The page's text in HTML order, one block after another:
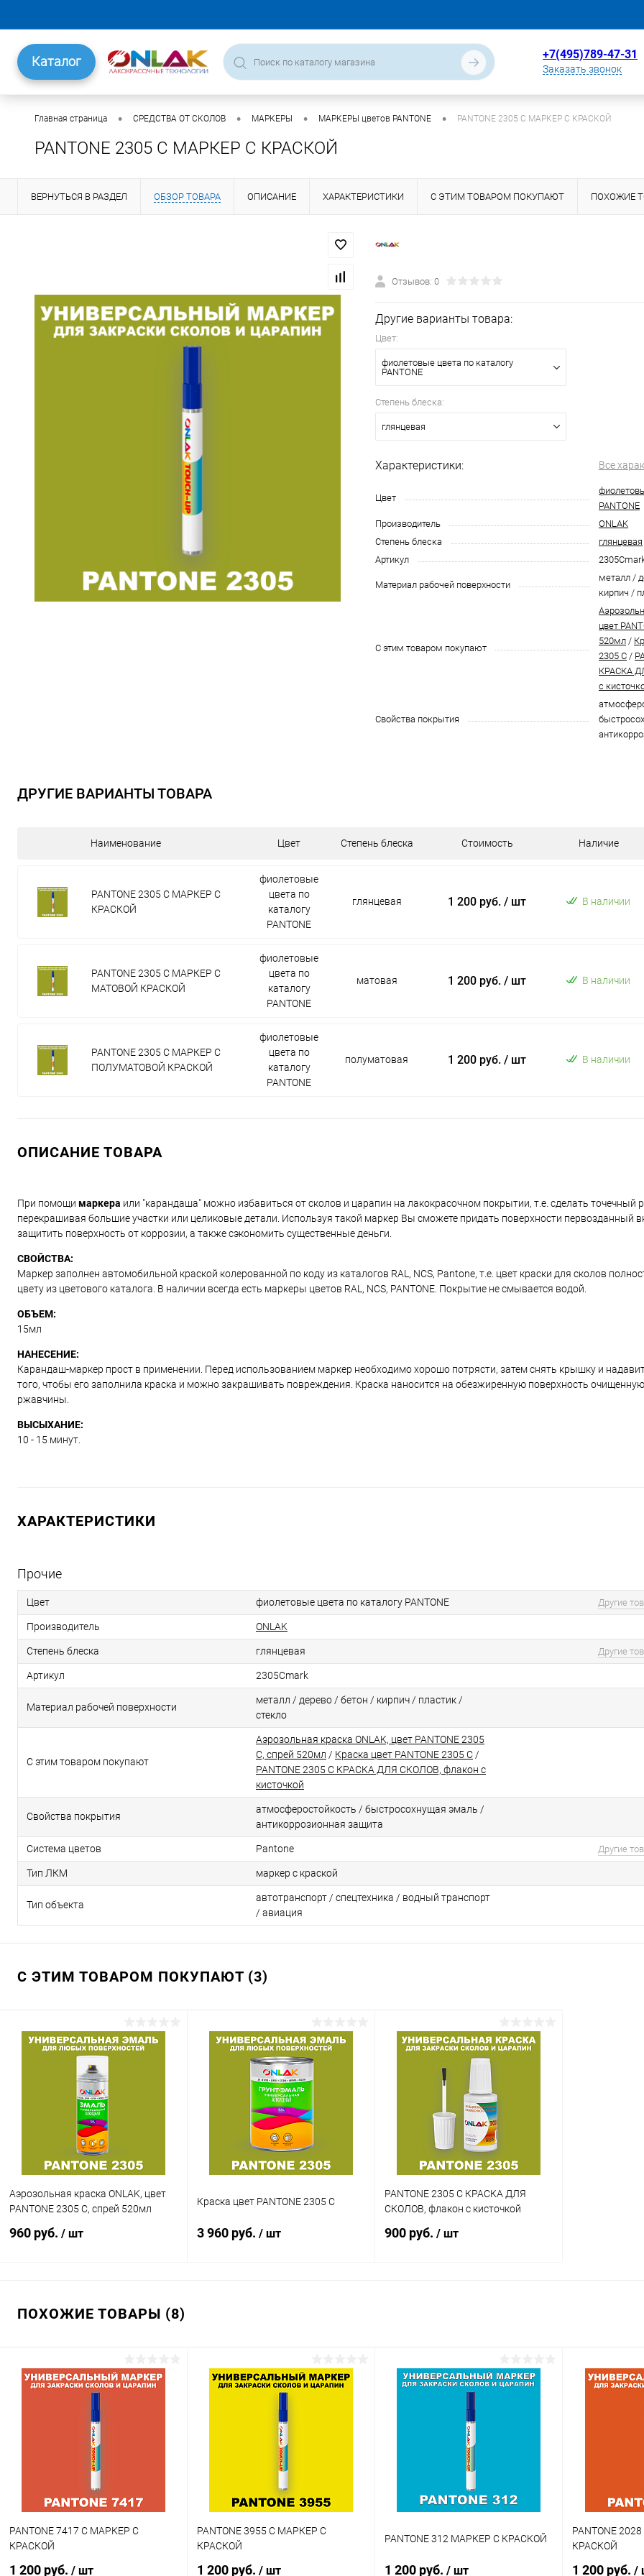
Каталог +7(495)789-47-31
Заказать звонок
Главная страница • СРЕДСТВА ОТ СКОЛОВ • МАРКЕРЫ • МАРКЕРЫ цветов PANTONE • PANTONE 2305 C МАРКЕР С КРАСКОЙ
PANTONE 2305 C МАРКЕР С КРАСКОЙ
ВЕРНУТЬСЯ В РАЗДЕЛ ОБЗОР ТОВАРА ОПИСАНИЕ ХАРАКТЕРИСТИКИ С ЭТИМ ТОВАРОМ ПОКУПАЮТ ПОХОЖИЕ
Отзывов: 0
Другие варианты товара:
Цвет:
фиолетовые цвета по каталогу
PANTONE
Степень блеска:
глянцевая
Характеристики: Все
Цвет
PANTONE
Производитель
ONLAK
Степень блеска
глянцевая
Артикул
Материал рабочей поверхности
металл /
кирпич /
С этим товаром покупают
цвет
520мл /
2305 C /
КРАСКА
с
Свойства покрытия
ДРУГИЕ ВАРИАНТЫ ТОВАРА
Наименование Цвет Степень блеска Стоимость Наличие
PANTONE 2305 C МАРКЕР С
КРАСКОЙ
фиолетовые
цвета по
каталогу
PANTONE
глянцевая 1 200 руб. / шт В наличии
PANTONE 2305 C МАРКЕР С
МАТОВОЙ КРАСКОЙ
фиолетовые
цвета по
каталогу
PANTONE
матовая 1 200 руб. / шт В наличии
PANTONE 2305 C МАРКЕР С
ПОЛУМАТОВОЙ КРАСКОЙ
фиолетовые
цвета по
каталогу
PANTONE
полуматовая 1 200 руб. / шт В наличии
ОПИСАНИЕ ТОВАРА
При помощи маркера или "карандаша" можно избавиться от сколов и царапин на лакокрасочном покрытии, т.е. сделать точечный
перекрашивая большие участки или целиковые детали. Используя такой маркер Вы сможете придать поверхности первозданный
защитить поверхность от коррозии, а также сэкономить существенные деньги.
СВОЙСТВА:
Маркер заполнен автомобильной краской колерованной по коду из каталогов RAL, NCS, Pantone, т.е. цвет краски для сколов
цвету из цветового каталога. В наличии всегда есть маркеры цветов RAL, NCS, PANTONE. Покрытие не смывается водой.
ОБЪЕМ:
15мл
НАНЕСЕНИЕ:
Карандаш-маркер прост в применении. Перед использованием маркер необходимо хорошо потрясти, затем снять крышку и
того, чтобы его заполнила краска и можно закрашивать повреждения. Краска наносится на обезжиренную поверхность
ржавчины.
ВЫСЫХАНИЕ:
10 - 15 минут.
ХАРАКТЕРИСТИКИ
Прочие
Цвет фиолетовые цвета по каталогу PANTONE Другие
Производитель ONLAK
Степень блеска глянцевая Другие
Артикул 2305Cmark
Материал рабочей поверхности
металл / дерево / бетон / кирпич / пластик /
стекло
С этим товаром покупают
Аэрозольная краска ONLAK, цвет PANTONE 2305
C, спрей 520мл / Краска цвет PANTONE 2305 C /
PANTONE 2305 C КРАСКА ДЛЯ СКОЛОВ, флакон с
кисточкой
Свойства покрытия
атмосферостойкоcть / быстросохнущая эмаль /
антикоррозионная защита
Система цветов Pantone Другие
Тип ЛКМ маркер с краской
Тип объекта
автотранспорт / спецтехника / водный транспорт
/ авиация
С ЭТИМ ТОВАРОМ ПОКУПАЮТ (3)
Аэрозольная краска ONLAK, цвет
PANTONE 2305 C, спрей 520мл
960 руб. / шт
Цвет:
Краска цвет PANTONE 2305 C
3 960 руб. / шт
Цвет:
полуматовая
PANTONE 2305 C КРАСКА ДЛЯ
СКОЛОВ, флакон с кисточкой
900 руб. / шт
Цвет:
матовая
ПОХОЖИЕ ТОВАРЫ (8)
PANTONE 7417 C МАРКЕР С
КРАСКОЙ
1 200 руб. / шт
PANTONE 3955 C МАРКЕР С
КРАСКОЙ
1 200 руб. / шт
PANTONE 312 МАРКЕР С КРАСКОЙ
1 200 руб. / шт
PANTONE
КРАСКОЙ
1 200 руб. /